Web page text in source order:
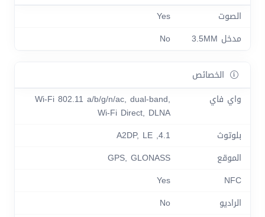
الصوت
Yes
مدخل 3.5MM
No
الخصائص
واي فاي
Wi-Fi 802.11 a/b/g/n/ac, dual-band,
Wi-Fi Direct, DLNA
بلوتوث
4.1, A2DP, LE
الموقع
GPS, GLONASS
NFC
Yes
الراديو
No